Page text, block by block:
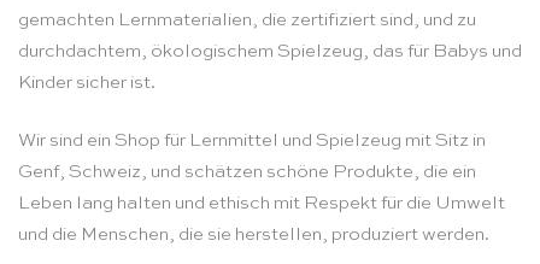
gemachten Lernmaterialien, die zertifiziert sind, und zu
durchdachtem, ökologischem Spielzeug, das für Babys und
Kinder sicher ist.
Wir sind ein Shop für Lernmittel und Spielzeug mit Sitz in
Genf, Schweiz, und schätzen schöne Produkte, die ein
Leben lang halten und ethisch mit Respekt für die Umwelt
und die Menschen, die sie herstellen, produziert werden.